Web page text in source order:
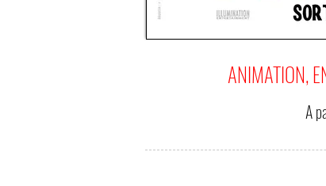
ANIMATION,
A